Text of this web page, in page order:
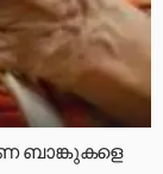
ബാങ്കുകളെ